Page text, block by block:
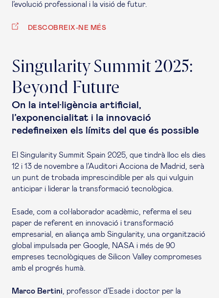
l’evolució professional i la visió de futur.
DESCOBREIX-NE MÉS
Singularity Summit 2025:
Beyond Future
On la intel·ligència artificial,
l’exponencialitat i la innovació
redefineixen els límits del que és possible
El Singularity Summit Spain 2025, que tindrà lloc els dies
12 i 13 de novembre a l’Auditori Acciona de Madrid, serà
un punt de trobada imprescindible per als qui vulguin
anticipar i liderar la transformació tecnològica.
Esade, com a col·laborador acadèmic, referma el seu
paper de referent en innovació i transformació
empresarial, en aliança amb Singularity, una organització
global impulsada per Google, NASA i més de 90
empreses tecnològiques de Silicon Valley compromeses
amb el progrés humà.
Marco Bertini , professor d’Esade i doctor per la